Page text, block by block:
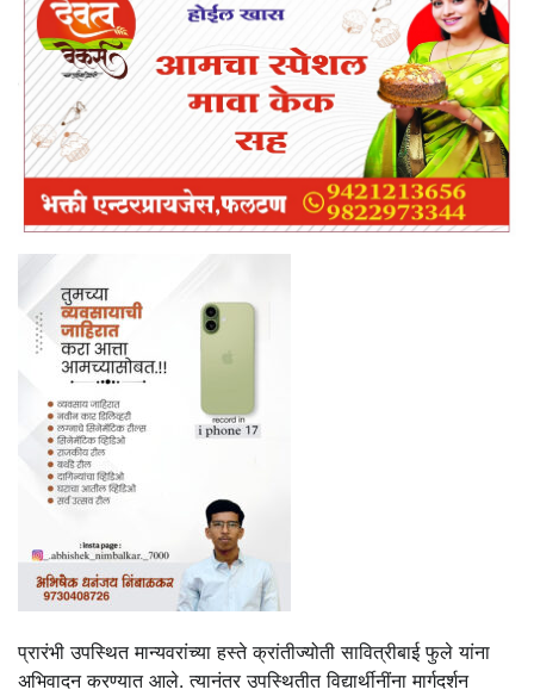
प्रारंभी उपस्थित मान्यवरांच्या हस्ते क्रांतीज्योती सावित्रीबाई फुले यांना
अभिवादन करण्यात आले. त्यानंतर उपस्थितीत विद्यार्थीनींना मार्गदर्शन